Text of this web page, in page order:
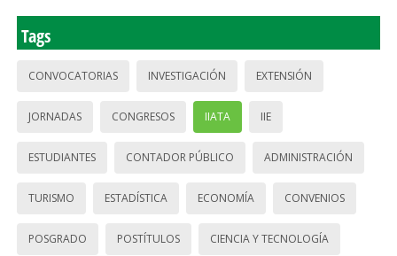
Tags
CONVOCATORIAS INVESTIGACIÓN EXTENSIÓN
JORNADAS CONGRESOS IIATA IIE
ESTUDIANTES CONTADOR PÚBLICO ADMINISTRACIÓN
TURISMO ESTADÍSTICA ECONOMÍA CONVENIOS
POSGRADO POSTÍTULOS CIENCIA Y TECNOLOGÍA